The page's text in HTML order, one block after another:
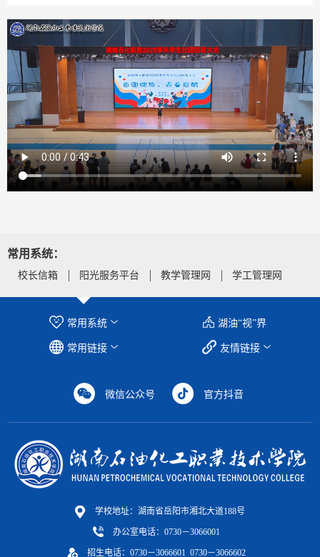
常用系统：
校长信箱 阳光服务平台 教学管理网 学工管理网
湖油“视”界
常用系统
友情链接
常用链接
微信公众号 官方抖音
学校地址：湖南省岳阳市湘北大道188号
办公室电话：0730－3066001
招生电话：0730－3066601 0730－3066602